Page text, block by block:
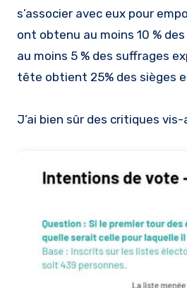
s’associer avec eux pour
ont obtenu au moins 10 %
au moins 5 % des suffrages
tête obtient 25% des sièges
J’ai bien sûr des critiques